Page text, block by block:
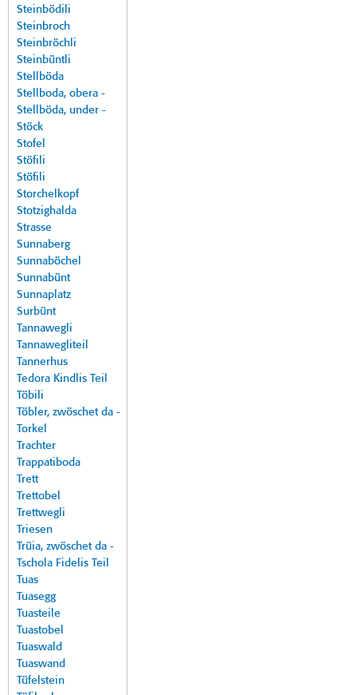
Steinbödili
Steinbroch
Steinbröchli
Steinbüntli
Stellböda
Stellboda, obera -
Stellböda, under -
Stöck
Stofel
Stöfili
Stöfili
Storchelkopf
Stotzighalda
Strasse
Sunnaberg
Sunnaböchel
Sunnabünt
Sunnaplatz
Surbünt
Tannawegli
Tannawegliteil
Tannerhus
Tedora Kindlis Teil
Töbili
Töbler, zwöschet da -
Torkel
Trachter
Trappatiboda
Trett
Trettobel
Trettwegli
Triesen
Trüia, zwöschet da -
Tschola Fidelis Teil
Tuas
Tuasegg
Tuasteile
Tuastobel
Tuaswald
Tuaswand
Tüfelstein